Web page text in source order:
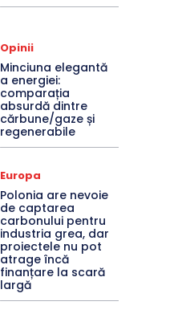
Opinii
Minciuna elegantă
a energiei:
comparația
absurdă dintre
cărbune/gaze și
regenerabile
Europa
Polonia are nevoie
de captarea
carbonului pentru
industria grea, dar
proiectele nu pot
atrage încă
finanțare la scară
largă